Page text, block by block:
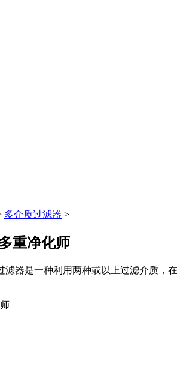
多介质过滤器 >
重净化师
滤器是一种利用两种或以上过滤介质